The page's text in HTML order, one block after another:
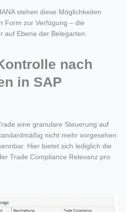
stehen diese Möglichkeiten
Form zur Verfügung – die
auf Ebene der Belegarten.
nach
in SAP
eine granulare Steuerung auf
nicht mehr vorgesehen
Hier bietet sich lediglich die
Trade Compliance Relevanz pro